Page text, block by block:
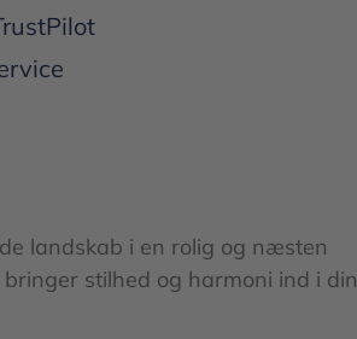
landskab i en rolig og næsten
stilhed og harmoni ind i din